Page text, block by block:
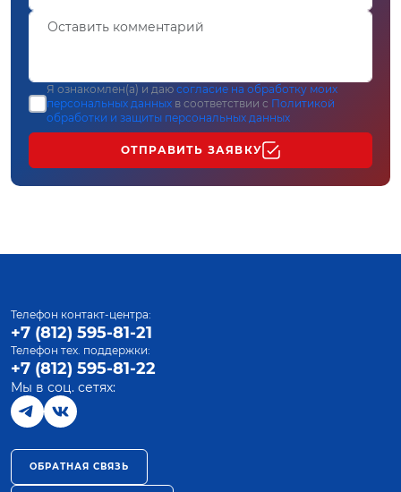
Я ознакомлен(а) и даю согласие на обработку моих
персональных данных в соответствии с Политикой
обработки и защиты персональных данных
ОТПРАВИТЬ ЗАЯВКУ
Телефон контакт-центра:
+7 (812) 595-81-21
Телефон тех. поддержки:
+7 (812) 595-81-22
Мы в соц. сетях:
ОБРАТНАЯ СВЯЗЬ